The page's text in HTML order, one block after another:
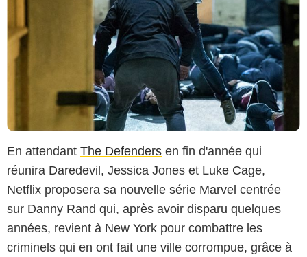
En attendant The Defenders en fin d'année qui
réunira Daredevil, Jessica Jones et Luke Cage,
Netflix proposera sa nouvelle série Marvel centrée
sur Danny Rand qui, après avoir disparu quelques
années, revient à New York pour combattre les
criminels qui en ont fait une ville corrompue, grâce à